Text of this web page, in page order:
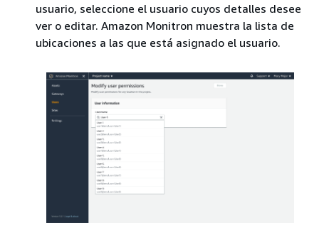
usuario, seleccione el usuario cuyos detalles desee
ver o editar. Amazon Monitron muestra la lista de
ubicaciones a las que está asignado el usuario.